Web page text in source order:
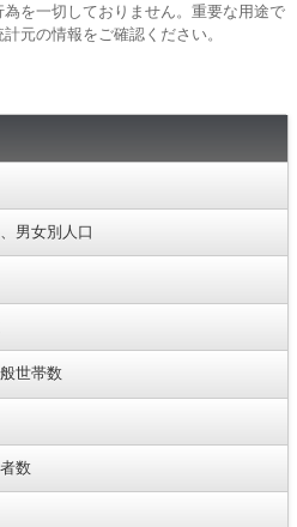
を一切しておりません。重要な用途で
元の情報をご確認ください。
男女別人口
世帯数
数